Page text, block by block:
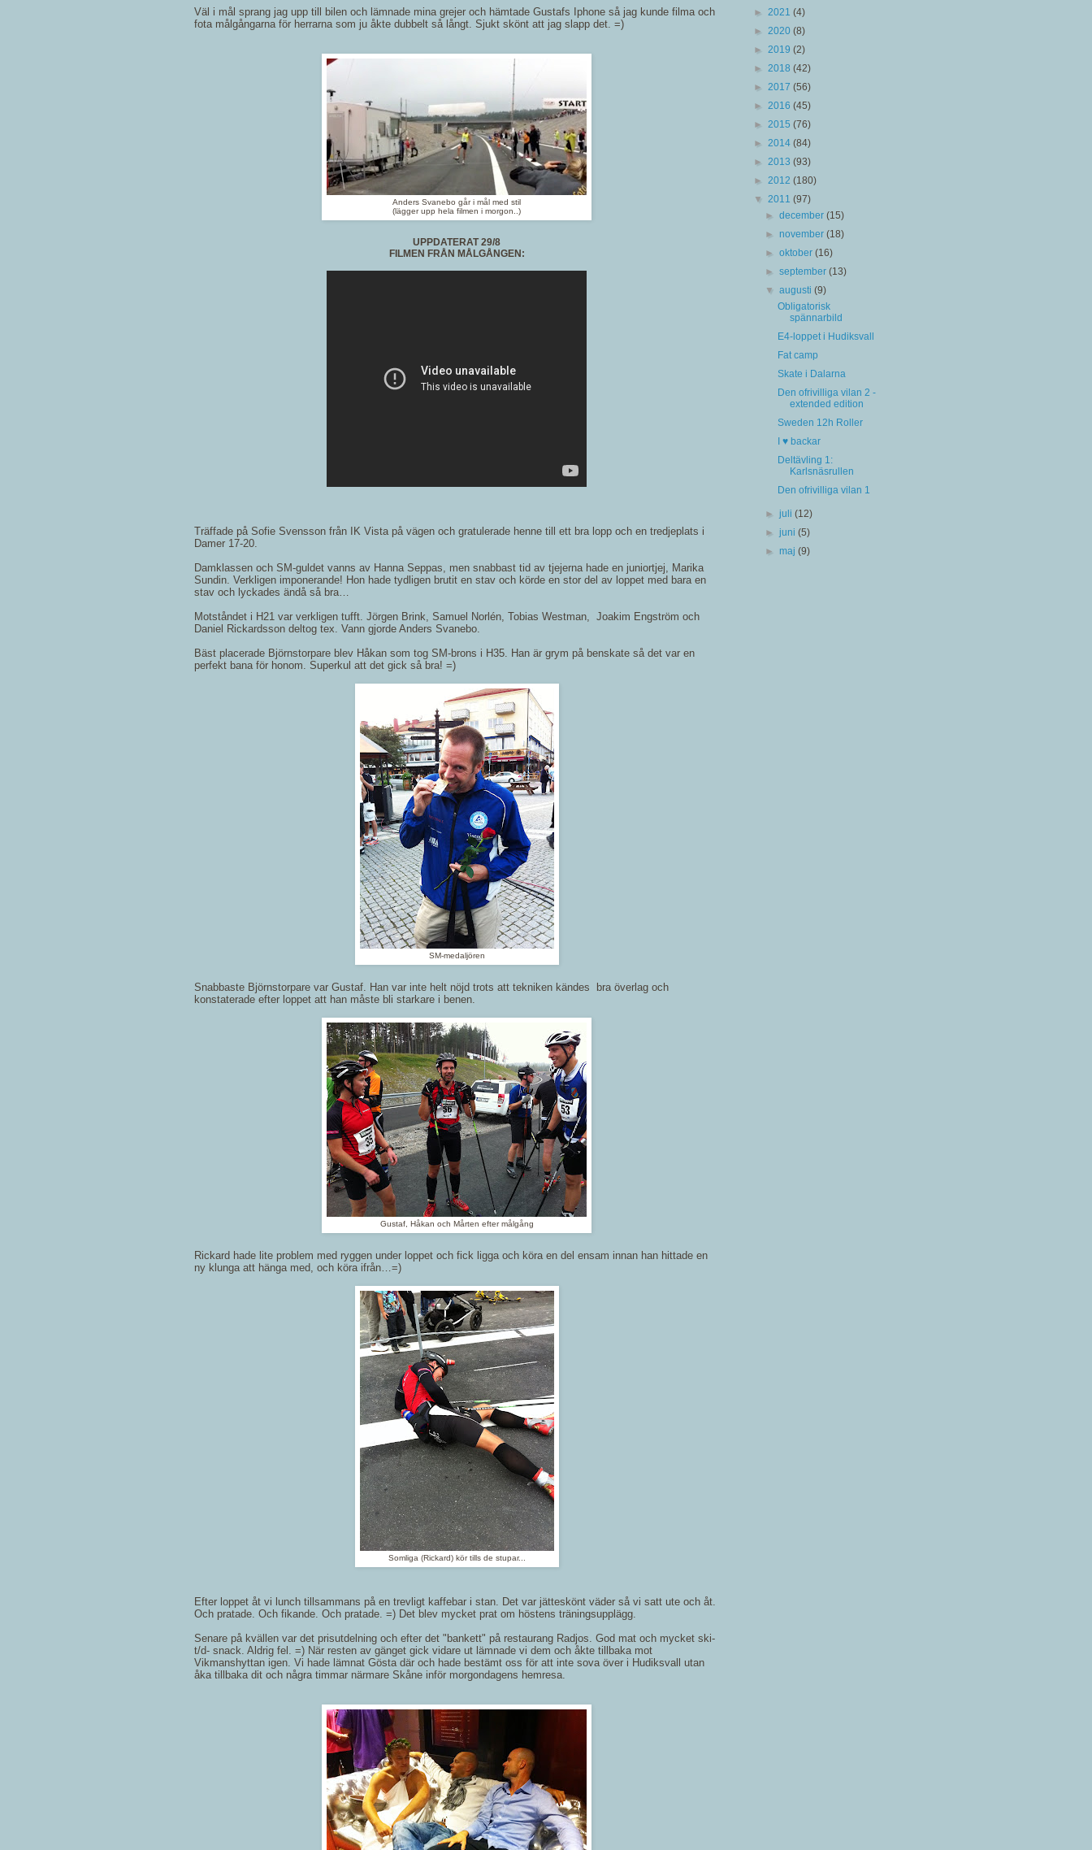
Väl i mål sprang jag upp till bilen och lämnade mina grejer och hämtade Gustafs Iphone så jag kunde filma och
fota målgångarna för herrarna som ju åkte dubbelt så långt. Sjukt skönt att jag slapp det. =)
Anders Svanebo går i mål med stil
(lägger upp hela filmen i morgon..)
UPPDATERAT 29/8
FILMEN FRÅN MÅLGÅNGEN:
Träffade på Sofie Svensson från IK Vista på vägen och gratulerade henne till ett bra lopp och en tredjeplats i
Damer 17-20.
Damklassen och SM-guldet vanns av Hanna Seppas, men snabbast tid av tjejerna hade en juniortjej, Marika
Sundin. Verkligen imponerande! Hon hade tydligen brutit en stav och körde en stor del av loppet med bara en
stav och lyckades ändå så bra…
Motståndet i H21 var verkligen tufft. Jörgen Brink, Samuel Norlén, Tobias Westman, Joakim Engström och
Daniel Rickardsson deltog tex. Vann gjorde Anders Svanebo.
Bäst placerade Björnstorpare blev Håkan som tog SM-brons i H35. Han är grym på benskate så det var en
perfekt bana för honom. Superkul att det gick så bra! =)
SM-medaljören
Snabbaste Björnstorpare var Gustaf. Han var inte helt nöjd trots att tekniken kändes bra överlag och
konstaterade efter loppet att han måste bli starkare i benen.
Gustaf, Håkan och Mårten efter målgång
Rickard hade lite problem med ryggen under loppet och fick ligga och köra en del ensam innan han hittade en
ny klunga att hänga med, och köra ifrån…=)
Somliga (Rickard) kör tills de stupar...
Efter loppet åt vi lunch tillsammans på en trevligt kaffebar i stan. Det var jätteskönt väder så vi satt ute och åt.
Och pratade. Och fikande. Och pratade. =) Det blev mycket prat om höstens träningsupplägg.
Senare på kvällen var det prisutdelning och efter det "bankett" på restaurang Radjos. God mat och mycket ski-
t/d- snack. Aldrig fel. =) När resten av gänget gick vidare ut lämnade vi dem och åkte tillbaka mot
Vikmanshyttan igen. Vi hade lämnat Gösta där och hade bestämt oss för att inte sova över i Hudiksvall utan
åka tillbaka dit och några timmar närmare Skåne inför morgondagens hemresa.
► 2021 (4)
► 2020 (8)
► 2019 (2)
► 2018 (42)
► 2017 (56)
► 2016 (45)
► 2015 (76)
► 2014 (84)
► 2013 (93)
► 2012 (180)
▼ 2011 (97)
►december(15)
►november(18)
►oktober(16)
►september(13)
▼augusti(9)
Obligatorisk
spännarbild
E4-loppet i Hudiksvall
Fat camp
Skate i Dalarna
Den ofrivilliga vilan 2 -
extended edition
Sweden 12h Roller
I ♥ backar
Deltävling 1:
Karlsnäsrullen
Den ofrivilliga vilan 1
►juli(12)
►juni(5)
►maj(9)